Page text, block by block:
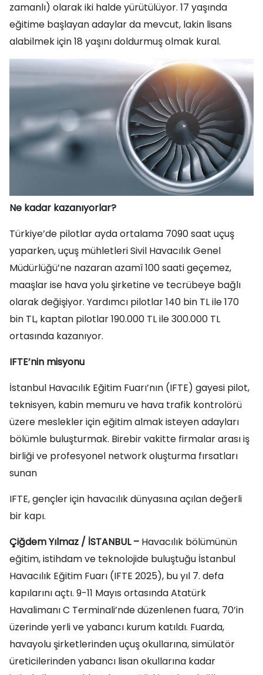
zamanlı) olarak iki halde yürütülüyor. 17 yaşında
eğitime başlayan adaylar da mevcut, lakin lisans
alabilmek için 18 yaşını doldurmuş olmak kural.
Ne kadar kazanıyorlar?
Türkiye’de pilotlar ayda ortalama 7090 saat uçuş
yaparken, uçuş mühletleri Sivil Havacılık Genel
Müdürlüğü’ne nazaran azamî 100 saati geçemez,
maaşlar ise hava yolu şirketine ve tecrübeye bağlı
olarak değişiyor. Yardımcı pilotlar 140 bin TL ile 170
bin TL, kaptan pilotlar 190.000 TL ile 300.000 TL
ortasında kazanıyor.
IFTE’nin misyonu
İstanbul Havacılık Eğitim Fuarı’nın (IFTE) gayesi pilot,
teknisyen, kabin memuru ve hava trafik kontrolörü
üzere meslekler için eğitim almak isteyen adayları
bölümle buluşturmak. Birebir vakitte firmalar arası iş
birliği ve profesyonel network oluşturma fırsatları
sunan
IFTE, gençler için havacılık dünyasına açılan değerli
bir kapı.
Çiğdem Yılmaz / İSTANBUL – Havacılık bölümünün
eğitim, istihdam ve teknolojide buluştuğu İstanbul
Havacılık Eğitim Fuarı (IFTE 2025), bu yıl 7. defa
kapılarını açtı. 9-11 Mayıs ortasında Atatürk
Havalimanı C Terminali’nde düzenlenen fuara, 70’in
üzerinde yerli ve yabancı kurum katıldı. Fuarda,
havayolu şirketlerinden uçuş okullarına, simülatör
üreticilerinden yabancı lisan okullarına kadar